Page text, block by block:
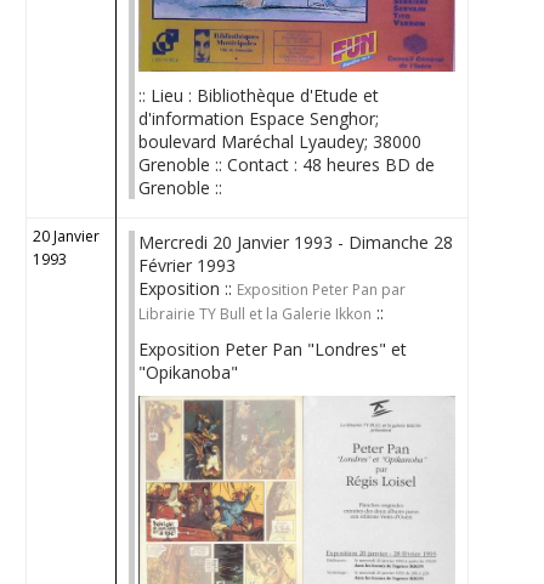
:: Lieu : Bibliothèque d'Etude et
d'information Espace Senghor;
boulevard Maréchal Lyaudey; 38000
Grenoble :: Contact : 48 heures BD de
Grenoble ::
20 Janvier
1993
Mercredi 20 Janvier 1993 - Dimanche 28
Février 1993
Exposition :: Exposition Peter Pan par
Librairie TY Bull et la Galerie Ikkon ::
Exposition Peter Pan "Londres" et
"Opikanoba"